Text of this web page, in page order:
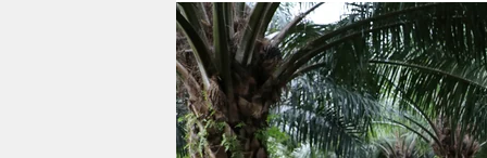
berlin
nord
wahrheit